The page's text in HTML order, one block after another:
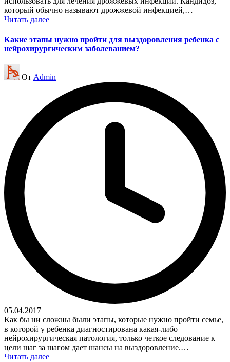
который обычно называют дрожжевой инфекцией,…
Читать далее
Какие этапы нужно пройти для выздоровления ребенка с
нейрохирургическим заболеванием?
Запись
от
От Admin
05.04.2017
Как бы ни сложны были этапы, которые нужно пройти семье,
в которой у ребенка диагностирована какая-либо
нейрохирургическая патология, только четкое следование к
цели шаг за шагом дает шансы на выздоровление.…
Читать далее